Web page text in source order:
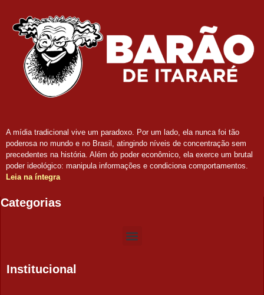
A mídia tradicional vive um paradoxo. Por um lado, ela nunca foi tão
poderosa no mundo e no Brasil, atingindo níveis de concentração sem
precedentes na história. Além do poder econômico, ela exerce um brutal
poder ideológico: manipula informações e condiciona comportamentos.
Leia na íntegra
Categorias
Institucional